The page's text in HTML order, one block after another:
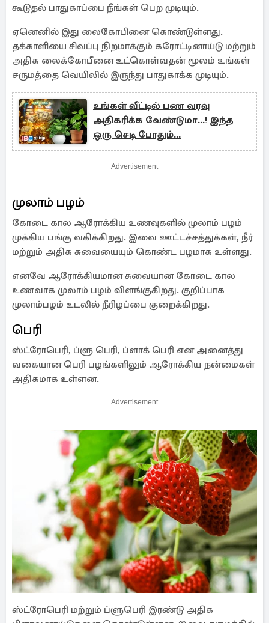
கூடுதல் பாதுகாப்பை நீங்கள் பெற முடியும்.
ஏனெனில் இது லைகோபினை கொண்டுள்ளது.
தக்காளியை சிவப்பு நிறமாக்கும் கரோட்டினாய்டு மற்றும்
அதிக லைக்கோபீனை உட்கொள்வதன் மூலம் உங்கள்
சருமத்தை வெயிலில் இருந்து பாதுகாக்க முடியும்.
உங்கள் வீட்டில் பண வரவு
அதிகரிக்க வேண்டுமா...! இந்த
ஒரு செடி போதும்...
Advertisement
முலாம் பழம்
கோடை கால ஆரோக்கிய உணவுகளில் முலாம் பழம்
முக்கிய பங்கு வகிக்கிறது. இவை ஊட்டச்சத்துக்கள், நீர்
மற்றும் அதிக சுவையையும் கொண்ட பழமாக உள்ளது.
எனவே ஆரோக்கியமான சுவையான கோடை கால
உணவாக முலாம் பழம் விளங்குகிறது. குறிப்பாக
முலாம்பழம் உடலில் நீரிழப்பை குறைக்கிறது.
பெரி
ஸ்ட்ரோபெரி, ப்ளு பெரி, ப்ளாக் பெரி என அனைத்து
வகையான பெரி பழங்களிலும் ஆரோக்கிய நன்மைகள்
அதிகமாக உள்ளன.
Advertisement
ஸ்ட்ரோபெரி மற்றும் ப்ளுபெரி இரண்டு அதிக